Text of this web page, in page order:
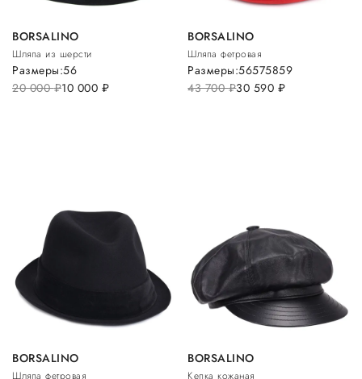
BORSALINO
Шляпа из шерсти
20 000руб.10 000 руб.
Размеры:56
BORSALINO
Шляпа фетровая
43 700руб.30 590 руб.
Размеры:56575859
BORSALINO
Шляпа фетровая
BORSALINO
Кепка кожаная